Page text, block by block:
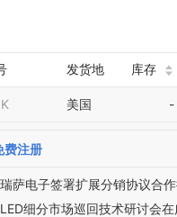
发货地 库存
美国 -
费注册
萨电子签署扩展分销协议合
细分市场巡回技术研讨会